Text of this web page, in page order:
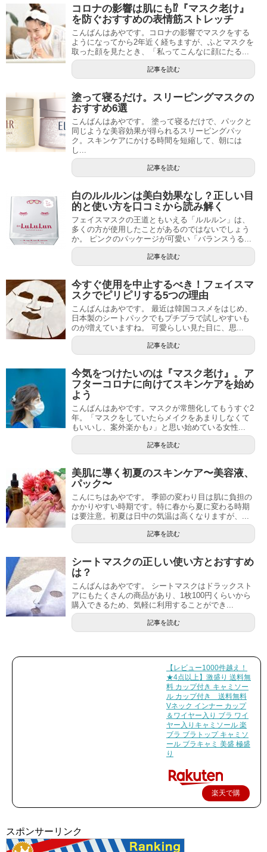
コロナの影響は肌にも⁉︎『マスク老け』
を防ぐおすすめの表情筋ストレッチ
こんばんはあやです。コロナの影響でマスクをする
ようになってから2年近く経ちますが、ふとマスクを
取った顔を見たとき、「私ってこんなに顔にたる...
記事を読む
塗って寝るだけ。スリーピングマスクの
おすすめ6選
こんばんはあやです。 塗って寝るだけで、パックと
同じような美容効果が得られるスリーピングパッ
ク。スキンケアにかける時間を短縮して、朝には
し...
記事を読む
白のルルルンは美白効果なし？正しい目
的と使い方を口コミから読み解く
フェイスマスクの王道ともいえる「ルルルン」は、
多くの方が使用したことがあるのではないでしょう
か。 ピンクのパッケージが可愛い「バランスうる...
記事を読む
今すぐ使用を中止するべき！フェイスマ
スクでピリピリする5つの理由
こんばんはあやです。 最近は韓国コスメをはじめ、
日本製のシートパックでもプチプラで試しやすいも
のが増えていますね。 可愛らしい見た目に、思...
記事を読む
今気をつけたいのは『マスク老け』。ア
フターコロナに向けてスキンケアを始め
よう
こんばんはあやです。マスクが常態化してもうすぐ2
年。「マスクをしていたらメイクをあまりしなくて
もいいし、案外楽かも♪」と思い始めている女性...
記事を読む
美肌に導く初夏のスキンケア〜美容液、
パック〜
こんにちはあやです。 季節の変わり目は肌に負担の
かかりやすい時期です。特に春から夏に変わる時期
は要注意。初夏は日中の気温は高くなりますが、...
記事を読む
シートマスクの正しい使い方とおすすめ
は？
こんばんはあやです。 シートマスクはドラックスト
アにもたくさんの商品があり、1枚100円くらいから
購入できるため、気軽に利用することができ...
記事を読む
【レビュー1000件越え！
★4点以上】激盛り 送料無
料 カップ付き キャミソー
ル カップ付き 送料無料
Vネック インナー カップ
＆ワイヤー入り ブラ ワイ
ヤー入りキャミソール 楽
ブラ ブラトップ キャミソ
ール ブラキャミ 美盛 極盛
り
楽天で購
入
スポンサーリンク